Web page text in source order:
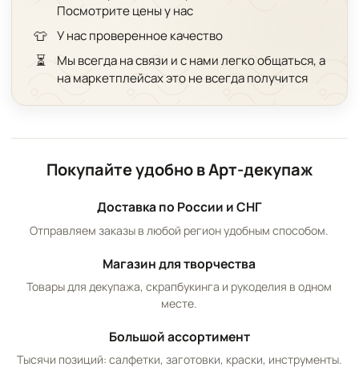
Посмотрите цены у нас
👕 У нас проверенное качество
⏳
Мы всегда на связи и с нами легко общаться, а
на маркетплейсах это не всегда получится
Покупайте удобно в Арт-декупаж
Доставка по России и СНГ
Отправляем заказы в любой регион удобным способом.
Магазин для творчества
Товары для декупажа, скрапбукинга и рукоделия в одном
месте.
Большой ассортимент
Тысячи позиций: салфетки, заготовки, краски, инструменты.